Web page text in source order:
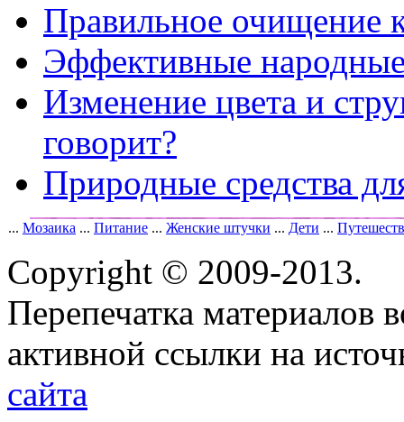
Правильное очищение
Эффективные
Изменение цвета и
говорит?
Природные средства
... Мозаика ... Питание ... Женские штучки ... Дети ...
Copyright © 2009-2013.
Перепечатка материалов
активной ссылки на
сайта